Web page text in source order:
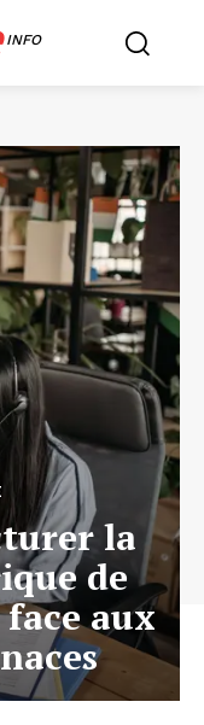
INFO
la
de
aux